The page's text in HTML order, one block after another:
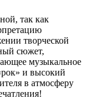
так как
творческой
сюжет,
музыкальное
и высокий
в атмосферу